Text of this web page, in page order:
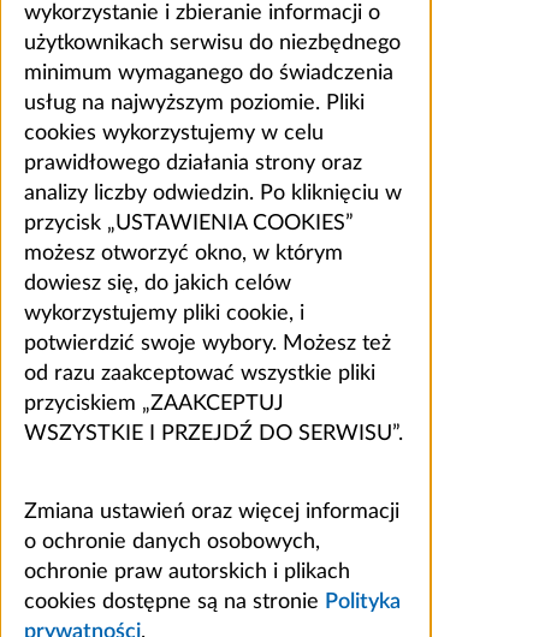
wykorzystanie i zbieranie informacji o
użytkownikach serwisu do niezbędnego
minimum wymaganego do świadczenia
usług na najwyższym poziomie. Pliki
cookies wykorzystujemy w celu
prawidłowego działania strony oraz
analizy liczby odwiedzin. Po kliknięciu w
przycisk „USTAWIENIA COOKIES”
możesz otworzyć okno, w którym
dowiesz się, do jakich celów
wykorzystujemy pliki cookie, i
potwierdzić swoje wybory. Możesz też
od razu zaakceptować wszystkie pliki
przyciskiem „ZAAKCEPTUJ
WSZYSTKIE I PRZEJDŹ DO SERWISU”.
Zmiana ustawień oraz więcej informacji
o ochronie danych osobowych,
ochronie praw autorskich i plikach
cookies dostępne są na stronie Polityka
prywatności.